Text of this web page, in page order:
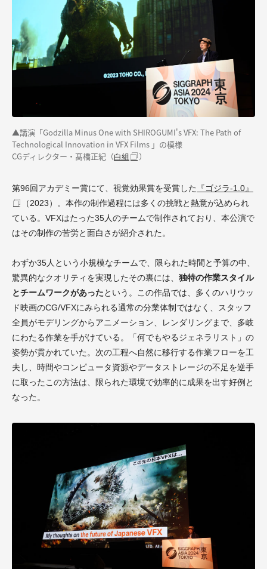
▲講演「Godzilla Minus One with SHIROGUMI's VFX: The Path of
Technological Innovation in VFX Films 」の模様
CGディレクター・髙橋正紀（白組 ）
第96回アカデミー賞にて、視覚効果賞を受賞した
『ゴジラ-1.0』
（2023）。本作の制作過程には多くの挑戦と熱意が込められ
ている。VFXはたった35人のチームで制作されており、本公演で
はその制作の苦労と面白さが紹介された。
わずか35人という小規模なチームで、限られた時間と予算の中、
驚異的なクオリティを実現したその裏には、 独特の作業スタイル
とチームワークがあったという。この作品では、多くのハリウッ
ド映画のCG/VFXにみられる通常の分業体制ではなく、スタッフ
全員がモデリングからアニメーション、レンダリングまで、多岐
にわたる作業を手がけている。「何でもやるジェネラリスト」の
姿勢が貫かれていた。次の工程へ自然に移行する作業フローを工
夫し、時間やコンピュータ資源やデータストレージの不足を逆手
に取ったこの方法は、限られた環境で効率的に成果を出す好例と
なった。